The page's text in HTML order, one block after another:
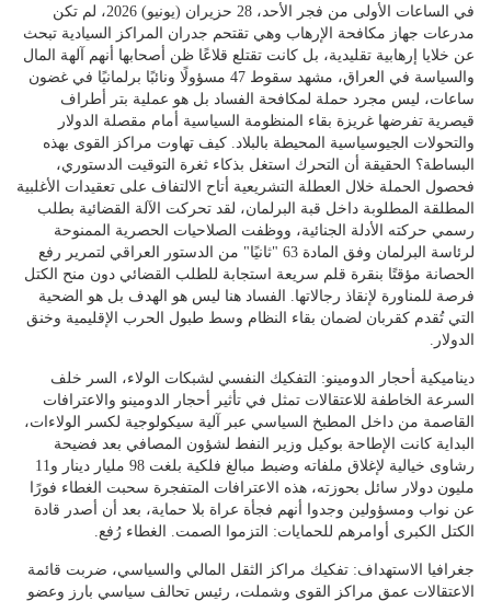
في الساعات الأولى من فجر الأحد، 28 حزيران (يونيو) 2026، لم تكن
مدرعات جهاز مكافحة الإرهاب وهي تقتحم جدران المراكز السيادية تبحث
عن خلايا إرهابية تقليدية، بل كانت تقتلع قلاعًا ظن أصحابها أنهم آلهة المال
والسياسة في العراق، مشهد سقوط 47 مسؤولًا ونائبًا برلمانيًا في غضون
ساعات، ليس مجرد حملة لمكافحة الفساد بل هو عملية بتر أطراف
قيصرية تفرضها غريزة بقاء المنظومة السياسية أمام مقصلة الدولار
والتحولات الجيوسياسية المحيطة بالبلاد. كيف تهاوت مراكز القوى بهذه
البساطة؟ الحقيقة أن التحرك استغل بذكاء ثغرة التوقيت الدستوري،
فحصول الحملة خلال العطلة التشريعية أتاح الالتفاف على تعقيدات الأغلبية
المطلقة المطلوبة داخل قبة البرلمان، لقد تحركت الآلة القضائية بطلب
رسمي حركته الأدلة الجنائية، ووظفت الصلاحيات الحصرية الممنوحة
لرئاسة البرلمان وفق المادة 63 "ثانيًا" من الدستور العراقي لتمرير رفع
الحصانة مؤقتًا بنقرة قلم سريعة استجابة للطلب القضائي دون منح الكتل
فرصة للمناورة لإنقاذ رجالاتها. الفساد هنا ليس هو الهدف بل هو الضحية
التي تُقدم كقربان لضمان بقاء النظام وسط طبول الحرب الإقليمية وخنق
الدولار.
ديناميكية أحجار الدومينو: التفكيك النفسي لشبكات الولاء، السر خلف
السرعة الخاطفة للاعتقالات تمثل في تأثير أحجار الدومينو والاعترافات
القاصمة من داخل المطبخ السياسي عبر آلية سيكولوجية لكسر الولاءات،
البداية كانت الإطاحة بوكيل وزير النفط لشؤون المصافي بعد فضيحة
رشاوى خيالية لإغلاق ملفاته وضبط مبالغ فلكية بلغت 98 مليار دينار و11
مليون دولار سائل بحوزته، هذه الاعترافات المتفجرة سحبت الغطاء فورًا
عن نواب ومسؤولين وجدوا أنهم فجأة عراة بلا حماية، بعد أن أصدر قادة
الكتل الكبرى أوامرهم للحمايات: التزموا الصمت. الغطاء رُفع.
جغرافيا الاستهداف: تفكيك مراكز الثقل المالي والسياسي، ضربت قائمة
الاعتقالات عمق مراكز القوى وشملت، رئيس تحالف سياسي بارز وعضو